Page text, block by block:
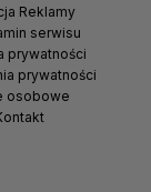
Reklamy
serwisu
prywatności
prywatności
osobowe